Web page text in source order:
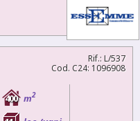
Rif.: L/537
Cod. C24: 1096908
400 m2